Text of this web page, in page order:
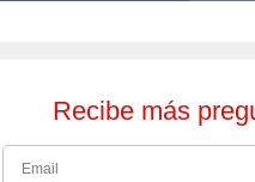
Recibe más